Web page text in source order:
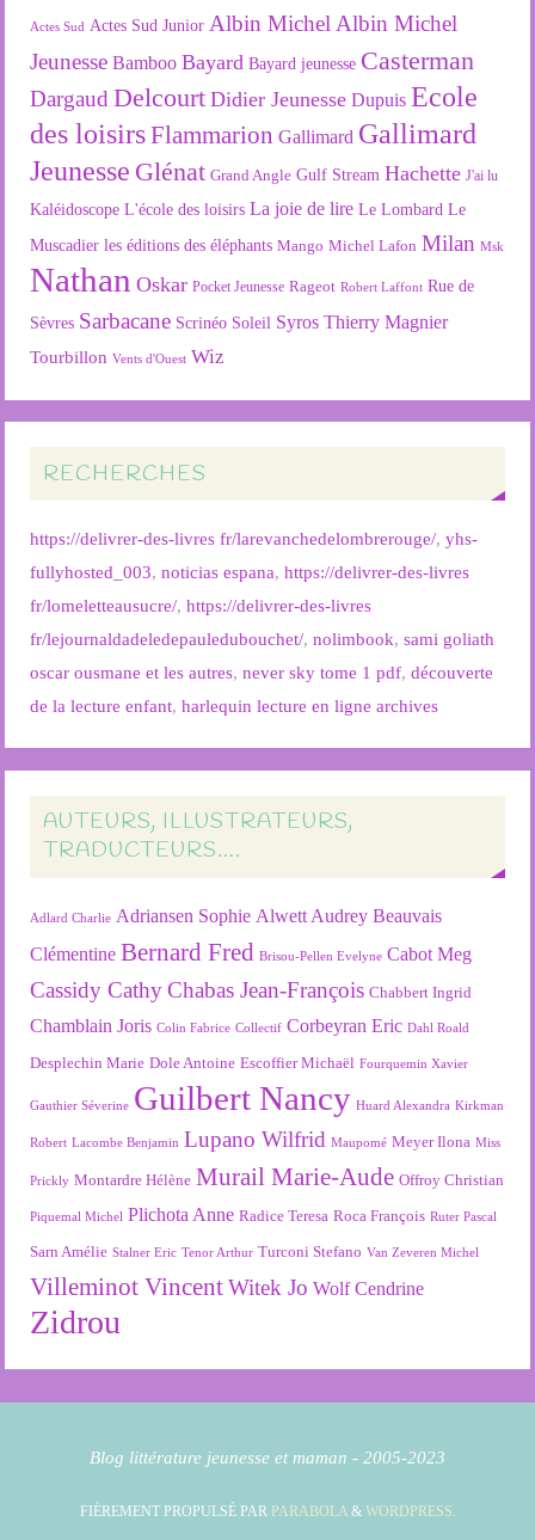
Actes Sud Actes Sud Junior Albin Michel Albin Michel
Jeunesse Bamboo Bayard Bayard jeunesse Casterman
Dargaud Delcourt Didier Jeunesse Dupuis Ecole
des loisirsFlammarion Gallimard Gallimard
Jeunesse Glénat Grand Angle Gulf Stream Hachette J'ai lu
Kaléidoscope L'école des loisirs La joie de lire Le Lombard Le
Muscadier les éditions des éléphants Mango Michel Lafon Milan Msk
Nathan Oskar Pocket Jeunesse Rageot Robert Laffont Rue de
Sèvres Sarbacane Scrinéo Soleil Syros Thierry Magnier
Tourbillon Vents d'Ouest Wiz
RECHERCHES
https://delivrer-des-livres fr/larevanchedelombrerouge/,yhs-
fullyhosted_003,noticias espana,https://delivrer-des-livres
fr/lomeletteausucre/,https://delivrer-des-livres
fr/lejournaldadeledepauledubouchet/,nolimbook,sami goliath
oscar ousmane et les autres,never sky tome 1 pdf,découverte
de la lecture enfant,harlequin lecture en ligne archives
AUTEURS, ILLUSTRATEURS,
TRADUCTEURS….
Adlard Charlie Adriansen Sophie Alwett Audrey Beauvais
Clémentine Bernard Fred Brisou-Pellen Evelyne Cabot Meg
Cassidy Cathy Chabas Jean-François Chabbert Ingrid
Chamblain Joris Colin Fabrice Collectif Corbeyran Eric Dahl Roald
Desplechin Marie Dole Antoine Escoffier Michaël Fourquemin Xavier
Gauthier Séverine Guilbert Nancy Huard Alexandra Kirkman
Robert Lacombe Benjamin Lupano Wilfrid Maupomé Meyer Ilona Miss
Prickly Montardre Hélène Murail Marie-Aude Offroy Christian
Piquemal Michel Plichota Anne Radice Teresa Roca François Ruter Pascal
Sarn Amélie Stalner Eric Tenor Arthur Turconi Stefano Van Zeveren Michel
Villeminot Vincent Witek Jo Wolf Cendrine
Zidrou
Blog littérature jeunesse et maman - 2005-2023
FIÈREMENT PROPULSÉ PAR PARABOLA & WORDPRESS.